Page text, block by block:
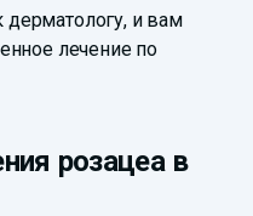
и вам
лечение по
розацеа в